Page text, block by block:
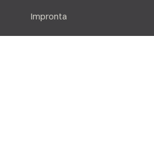
Impronta
CG